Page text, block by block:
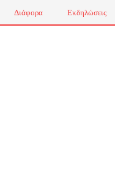
Διάφορα Εκδηλώσεις